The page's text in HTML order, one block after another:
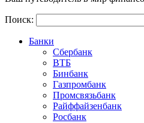
Поиск:
Банки
Сбербанк
ВТБ
Бинбанк
Газпромбанк
Промсвязьбанк
Райффайзенбанк
Росбанк